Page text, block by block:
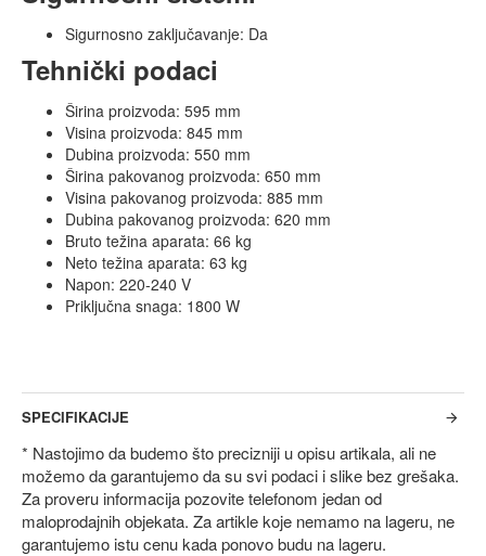
Sigurnosno zaključavanje: Da
Tehnički podaci
Širina proizvoda: 595 mm
Visina proizvoda: 845 mm
Dubina proizvoda: 550 mm
Širina pakovanog proizvoda: 650 mm
Visina pakovanog proizvoda: 885 mm
Dubina pakovanog proizvoda: 620 mm
Bruto težina aparata: 66 kg
Neto težina aparata: 63 kg
Napon: 220-240 V
Priključna snaga: 1800 W
SPECIFIKACIJE
* Nastojimo da budemo što precizniji u opisu artikala, ali ne
možemo da garantujemo da su svi podaci i slike bez grešaka.
Za proveru informacija pozovite telefonom jedan od
maloprodajnih objekata. Za artikle koje nemamo na lageru, ne
garantujemo istu cenu kada ponovo budu na lageru.